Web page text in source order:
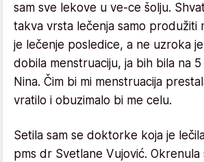
sam sve lekove u ve-ce šolju.
takva vrsta lečenja samo produžiti
je lečenje posledice, a ne uzroka
dobila menstruaciju, ja bih bila na
Nina. Čim bi mi menstruacija
vratilo i obuzimalo bi me celu.
Setila sam se doktorke koja je
pms dr Svetlane Vujović. Okrenula